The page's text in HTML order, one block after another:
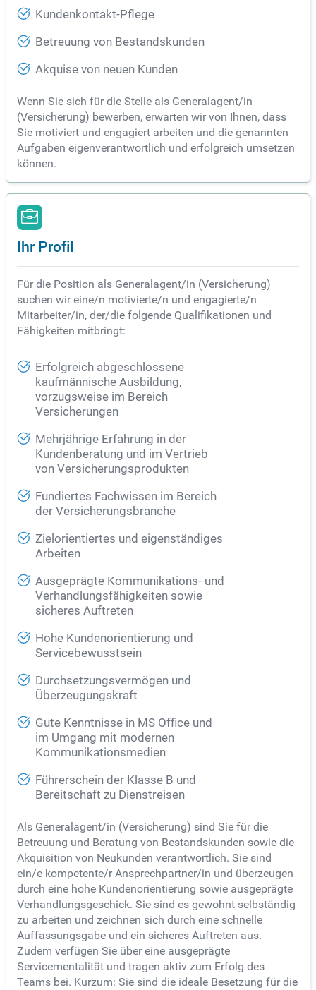
Kundenkontakt-Pflege
Betreuung von Bestandskunden
Akquise von neuen Kunden
Wenn Sie sich für die Stelle als Generalagent/in
(Versicherung) bewerben, erwarten wir von Ihnen, dass
Sie motiviert und engagiert arbeiten und die genannten
Aufgaben eigenverantwortlich und erfolgreich umsetzen
können.
Ihr Profil
Für die Position als Generalagent/in (Versicherung)
suchen wir eine/n motivierte/n und engagierte/n
Mitarbeiter/in, der/die folgende Qualifikationen und
Fähigkeiten mitbringt:
Erfolgreich abgeschlossene
kaufmännische Ausbildung,
vorzugsweise im Bereich
Versicherungen
Mehrjährige Erfahrung in der
Kundenberatung und im Vertrieb
von Versicherungsprodukten
Fundiertes Fachwissen im Bereich
der Versicherungsbranche
Zielorientiertes und eigenständiges
Arbeiten
Ausgeprägte Kommunikations- und
Verhandlungsfähigkeiten sowie
sicheres Auftreten
Hohe Kundenorientierung und
Servicebewusstsein
Durchsetzungsvermögen und
Überzeugungskraft
Gute Kenntnisse in MS Office und
im Umgang mit modernen
Kommunikationsmedien
Führerschein der Klasse B und
Bereitschaft zu Dienstreisen
Als Generalagent/in (Versicherung) sind Sie für die
Betreuung und Beratung von Bestandskunden sowie die
Akquisition von Neukunden verantwortlich. Sie sind
ein/e kompetente/r Ansprechpartner/in und überzeugen
durch eine hohe Kundenorientierung sowie ausgeprägte
Verhandlungsgeschick. Sie sind es gewohnt selbständig
zu arbeiten und zeichnen sich durch eine schnelle
Auffassungsgabe und ein sicheres Auftreten aus.
Zudem verfügen Sie über eine ausgeprägte
Servicementalität und tragen aktiv zum Erfolg des
Teams bei. Kurzum: Sie sind die ideale Besetzung für die